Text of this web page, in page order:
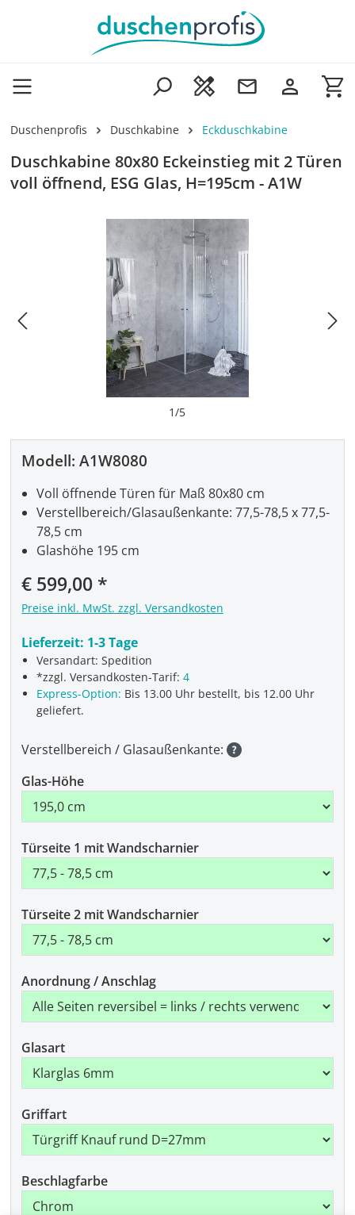
Zum Hauptinhalt springen
Duschenprofis Duschkabine Eckduschkabine
Duschkabine 80x80 Eckeinstieg mit 2 Türen
voll öffnend, ESG Glas, H=195cm - A1W
1/5
Modell: A1W8080
€ 599,00
Preise inkl. MwSt. zzgl. Versandkosten
Lieferzeit: 1-3 Tage
Versandart: Spedition
*zzgl. Versandkosten-Tarif:4
Express-Option: Bis 13.00 Uhr bestellt, bis 12.00 Uhr
geliefert.
Voll öffnende Türen für Maß 80x80 cm
Verstellbereich/Glasaußenkante: 77,5-78,5 x 77,5-
78,5 cm
Glashöhe 195 cm
Verstellbereich / Glasaußenkante:
Glas-Höhe
Türseite 1 mit Wandscharnier
Türseite 2 mit Wandscharnier
Anordnung / Anschlag
Glasart
Griffart
Beschlagfarbe